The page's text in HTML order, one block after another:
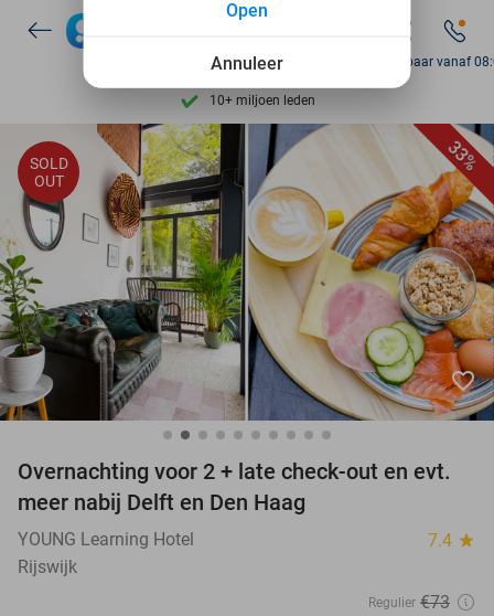
7 dagen per week beschikbaar
10+ miljoen leden
9,4 op basis van
Ontdek 15.000+ deals
7 dagen per week beschikbaar
10+ miljoen leden
Bereikbaar vanaf
33%
SOLD
OUT
favorite_border
Overnachting voor 2 + late check-out en evt.
meer nabij Delft en Den Haag
YOUNG Learning Hotel 7.4 star
Rijswijk
Regulier €73
Annuleer
Open